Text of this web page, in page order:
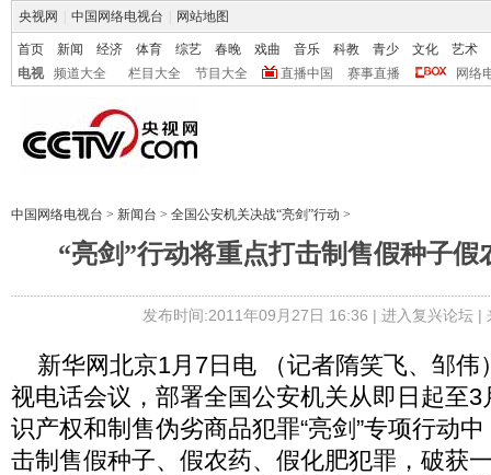
央视网 中国网络电视台 网站地图
首页 新闻 经济 体育 综艺 春晚 戏曲 音乐 科教 青少 文化
艺术
电视
频道大全 栏目大全 节目大全 直播中国 赛事直播 网络
中国网络电视台 > 新闻台 > 全国公安机关决战“亮剑”行动 >
“亮剑”行动将重点打击制售假种子假
发布时间:2011年09月27日 16:36 | 进入复兴论坛|
新华网北京1月7日电 （记者隋笑飞、邹伟
视电话会议，部署全国公安机关从即日起至
识产权和制售伪劣商品犯罪“亮剑”专项行动
击制售假种子、假农药、假化肥犯罪，破获